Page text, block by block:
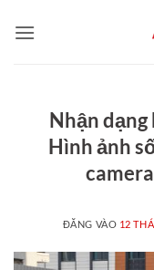
qua
Nhận dạng
Hình ảnh
ĐĂNG VÀO 12